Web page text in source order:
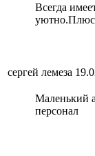
Всегда
уютно.Плюс
сергей лемеза
Маленький
персонал